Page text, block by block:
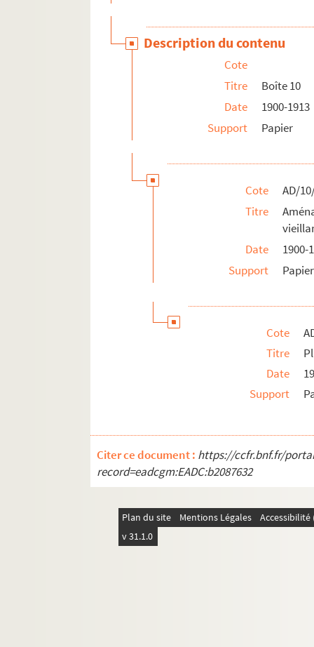
Description du contenu
Cote
Titre
Boîte 10
Date
1900-1913
Support
Papier
Cote
AD/
Titre
Date
1900-
Support
Papier
Cote
Titre
Date
Support
Citer ce document : https://ccfr.bnf.fr/
record=eadcgm:EADC:b2087632
Plan du site Mentions Légales
v 31.1.0